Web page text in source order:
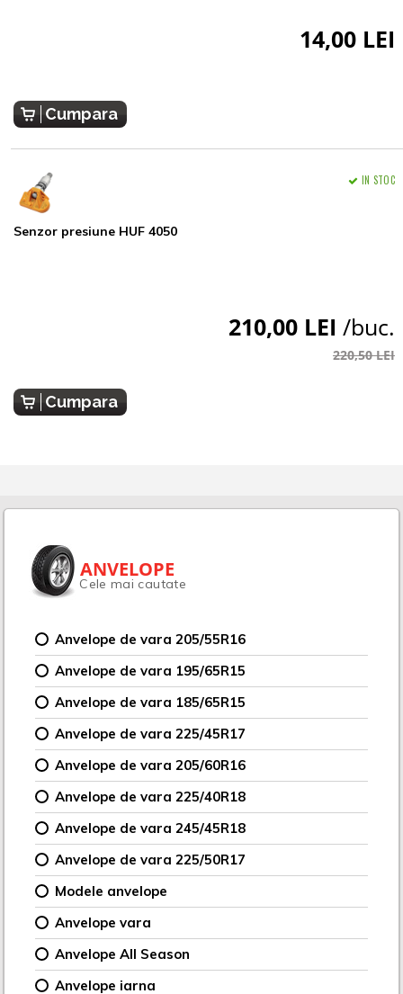
14,00 LEI
Cumpara
Senzor presiune HUF 4050
IN STOC
210,00 LEI /buc.
220,50 LEI
Cumpara
ANVELOPE
Cele mai cautate
Anvelope de vara 205/55R16
Anvelope de vara 195/65R15
Anvelope de vara 185/65R15
Anvelope de vara 225/45R17
Anvelope de vara 205/60R16
Anvelope de vara 225/40R18
Anvelope de vara 245/45R18
Anvelope de vara 225/50R17
Modele anvelope
Anvelope vara
Anvelope All Season
Anvelope iarna